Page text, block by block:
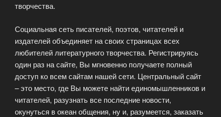
творчества.
Социальная сеть писателей, поэтов, читателей и
издателей объединяет на своих страницах всех
любителей литературного творчества. Регистрируясь
один раз на сайте, Вы мгновенно получаете полный
доступ ко всем сайтам нашей сети. Центральный сайт
– это место, где Вы можете найти единомышленников и
читателей, разузнать все последние новости,
окунуться в океан общения, ну и, разумеется, заказать